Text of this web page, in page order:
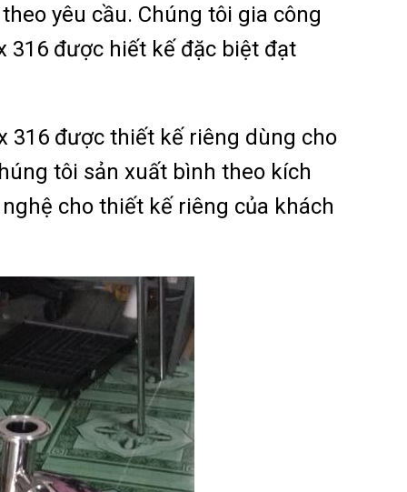
yêu cầu. Chúng tôi gia công
316 được hiết kế đặc biệt đạt
316 được thiết kế riêng dùng cho
tôi sản xuất bình theo kích
cho thiết kế riêng của khách